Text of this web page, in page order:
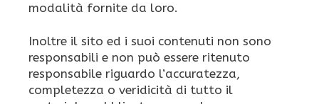
modalità fornite da loro.
Inoltre il sito ed i suoi contenuti non sono
responsabili e non può essere ritenuto
responsabile riguardo l’accuratezza,
completezza o veridicità di tutto il